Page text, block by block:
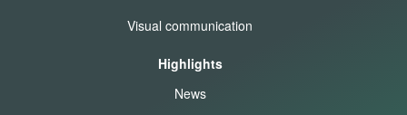
Visual communication
Highlights
News